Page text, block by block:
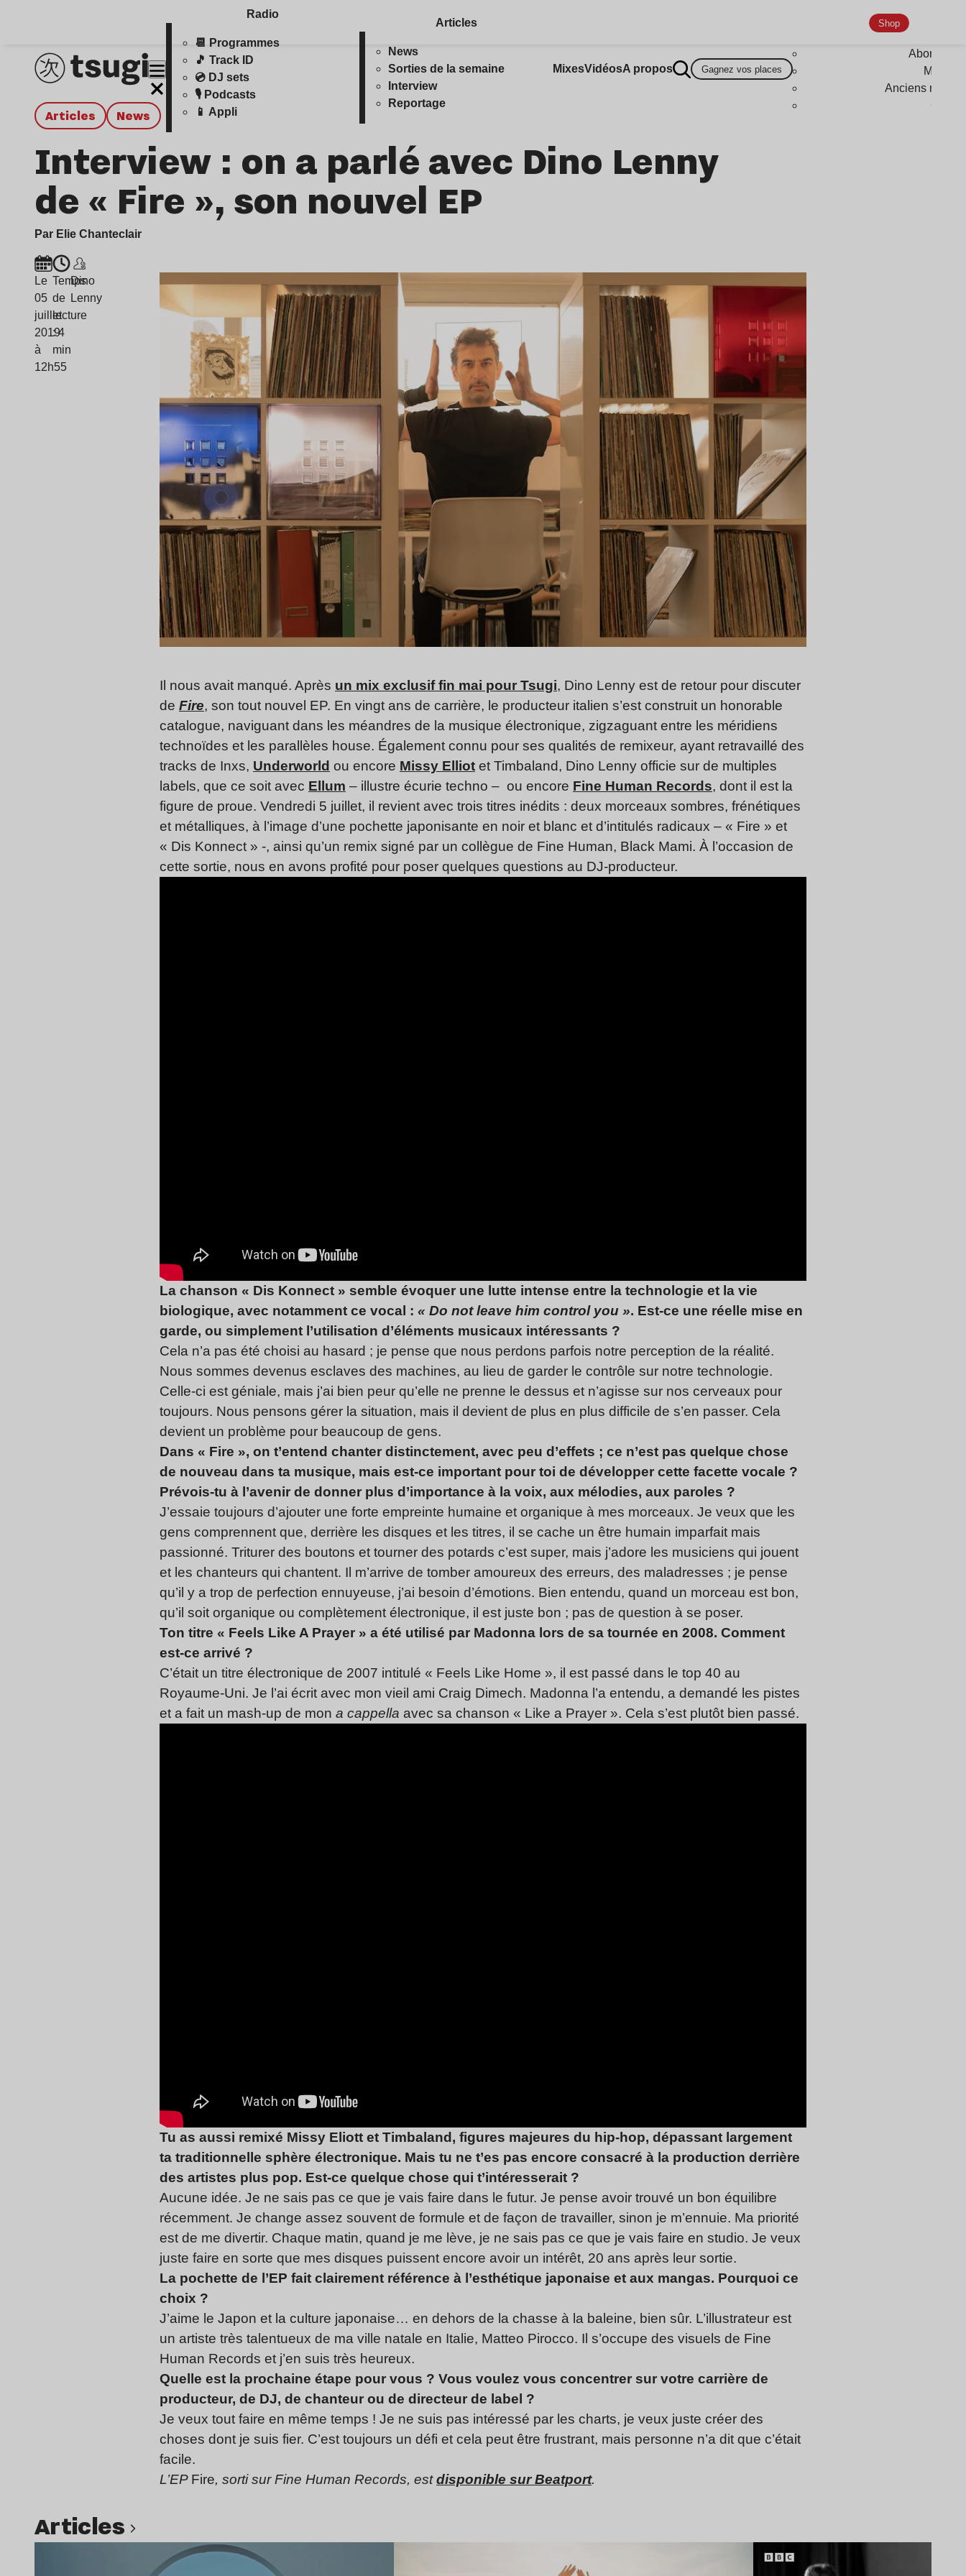
Radio
📆 Programmes
🎵 Track ID
💿 DJ sets
🎙️ Podcasts
📱 Appli
Articles
News
Sorties de la semaine
Interview
Reportage
MixesVidéosA propos Gagnez vos places
Shop
Anciens
Articles news
Interview : on a parlé avec Dino Lenny
de « Fire », son nouvel EP
Par Elie Chanteclair
Le
05
juillet
2019
à
12h55
Temps
de
lecture
: 4
min
Dino
Lenny
Il nous avait manqué. Après un mix exclusif fin mai pour Tsugi, Dino Lenny est de retour pour discuter
de Fire, son tout nouvel EP. En vingt ans de carrière, le producteur italien s’est construit un honorable
catalogue, naviguant dans les méandres de la musique électronique, zigzaguant entre les méridiens
technoïdes et les parallèles house. Également connu pour ses qualités de remixeur, ayant retravaillé des
tracks de Inxs, Underworld ou encore Missy Elliot et Timbaland, Dino Lenny officie sur de multiples
labels, que ce soit avec Ellum – illustre écurie techno – ou encore Fine Human Records, dont il est la
figure de proue. Vendredi 5 juillet, il revient avec trois titres inédits : deux morceaux sombres, frénétiques
et métalliques, à l’image d’une pochette japonisante en noir et blanc et d’intitulés radicaux – « Fire » et
« Dis Konnect » -, ainsi qu’un remix signé par un collègue de Fine Human, Black Mami. À l’occasion de
cette sortie, nous en avons profité pour poser quelques questions au DJ-producteur.
La chanson « Dis Konnect » semble évoquer une lutte intense entre la technologie et la vie
biologique, avec notamment ce vocal : « Do not leave him control you ». Est-ce une réelle mise en
garde, ou simplement l’utilisation d’éléments musicaux intéressants ?
Cela n’a pas été choisi au hasard ; je pense que nous perdons parfois notre perception de la réalité.
Nous sommes devenus esclaves des machines, au lieu de garder le contrôle sur notre technologie.
Celle-ci est géniale, mais j’ai bien peur qu’elle ne prenne le dessus et n’agisse sur nos cerveaux pour
toujours. Nous pensons gérer la situation, mais il devient de plus en plus difficile de s’en passer. Cela
devient un problème pour beaucoup de gens.
Dans « Fire », on t’entend chanter distinctement, avec peu d’effets ; ce n’est pas quelque chose
de nouveau dans ta musique, mais est-ce important pour toi de développer cette facette vocale ?
Prévois-tu à l’avenir de donner plus d’importance à la voix, aux mélodies, aux paroles ?
J’essaie toujours d’ajouter une forte empreinte humaine et organique à mes morceaux. Je veux que les
gens comprennent que, derrière les disques et les titres, il se cache un être humain imparfait mais
passionné. Triturer des boutons et tourner des potards c’est super, mais j’adore les musiciens qui jouent
et les chanteurs qui chantent. Il m’arrive de tomber amoureux des erreurs, des maladresses ; je pense
qu’il y a trop de perfection ennuyeuse, j’ai besoin d’émotions. Bien entendu, quand un morceau est bon,
qu’il soit organique ou complètement électronique, il est juste bon ; pas de question à se poser.
Ton titre « Feels Like A Prayer » a été utilisé par Madonna lors de sa tournée en 2008. Comment
est-ce arrivé ?
C’était un titre électronique de 2007 intitulé « Feels Like Home », il est passé dans le top 40 au
Royaume-Uni. Je l’ai écrit avec mon vieil ami Craig Dimech. Madonna l’a entendu, a demandé les pistes
et a fait un mash-up de mon a cappella avec sa chanson « Like a Prayer ». Cela s’est plutôt bien passé.
Tu as aussi remixé Missy Eliott et Timbaland, figures majeures du hip-hop, dépassant largement
ta traditionnelle sphère électronique. Mais tu ne t’es pas encore consacré à la production derrière
des artistes plus pop. Est-ce quelque chose qui t’intéresserait ?
Aucune idée. Je ne sais pas ce que je vais faire dans le futur. Je pense avoir trouvé un bon équilibre
récemment. Je change assez souvent de formule et de façon de travailler, sinon je m’ennuie. Ma priorité
est de me divertir. Chaque matin, quand je me lève, je ne sais pas ce que je vais faire en studio. Je veux
juste faire en sorte que mes disques puissent encore avoir un intérêt, 20 ans après leur sortie.
La pochette de l’EP fait clairement référence à l’esthétique japonaise et aux mangas. Pourquoi ce
choix ?
J’aime le Japon et la culture japonaise… en dehors de la chasse à la baleine, bien sûr. L’illustrateur est
un artiste très talentueux de ma ville natale en Italie, Matteo Pirocco. Il s’occupe des visuels de Fine
Human Records et j’en suis très heureux.
Quelle est la prochaine étape pour vous ? Vous voulez vous concentrer sur votre carrière de
producteur, de DJ, de chanteur ou de directeur de label ?
Je veux tout faire en même temps ! Je ne suis pas intéressé par les charts, je veux juste créer des
choses dont je suis fier. C’est toujours un défi et cela peut être frustrant, mais personne n’a dit que c’était
facile.
L’EP Fire, sorti sur Fine Human Records, estdisponible sur Beatport.
Articles
Lire l’article